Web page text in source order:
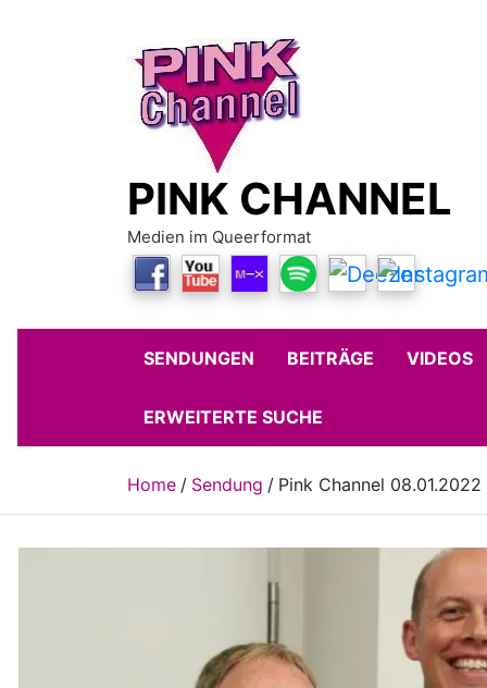
PINK CHANNEL
Medien im Queerformat
SENDUNGEN BEITRÄGE VIDEOS
ERWEITERTE SUCHE
Home Sendung Pink Channel 08.01.2022